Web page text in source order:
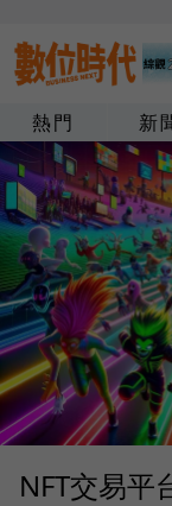
熱門 新
NFT交易平